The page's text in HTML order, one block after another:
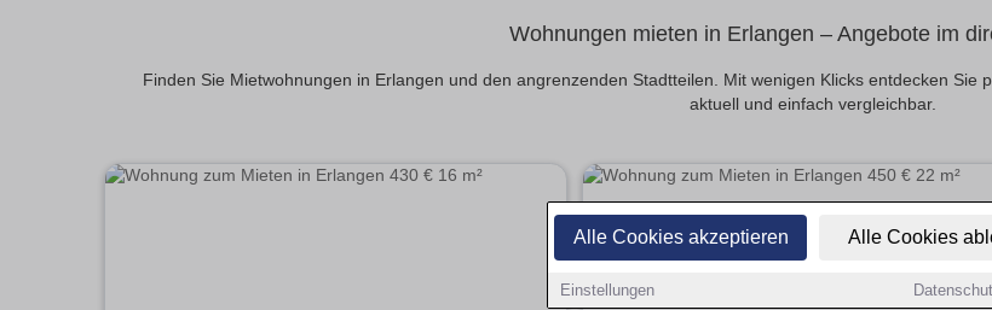
Alle Cookies akzeptieren Alle Cookies
Einstellungen
Wohnungen mieten in Erlangen – Angebote im
Finden Sie Mietwohnungen in Erlangen und den angrenzenden Stadtteilen. Mit wenigen Klicks entdecken
aktuell und einfach vergleichbar.